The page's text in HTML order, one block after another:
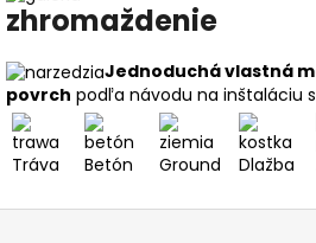
zhromaždenie
Jednoduchá vlastná
povrch podľa návodu na inštaláciu
Tráva Betón Ground Dlažba